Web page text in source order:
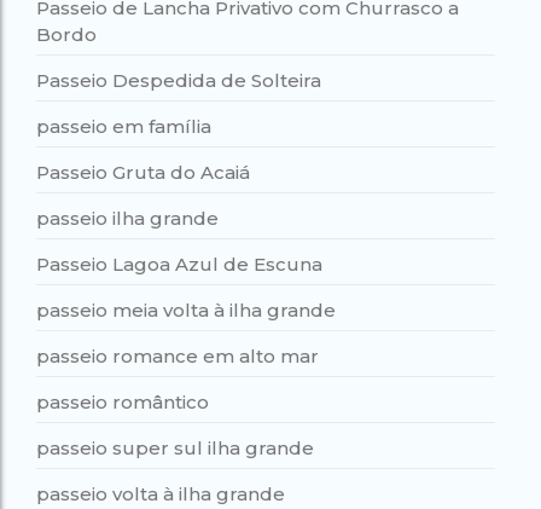
Passeio de Lancha Privativo com Churrasco a
Bordo
Passeio Despedida de Solteira
passeio em família
Passeio Gruta do Acaiá
passeio ilha grande
Passeio Lagoa Azul de Escuna
passeio meia volta à ilha grande
passeio romance em alto mar
passeio romântico
passeio super sul ilha grande
passeio volta à ilha grande